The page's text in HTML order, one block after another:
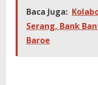
Baca Juga:
Serang, Bank
Baroe